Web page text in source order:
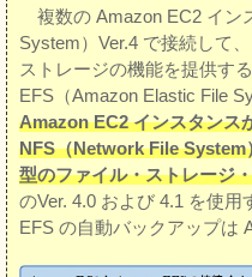
複数の Amazon EC2 イン
System）Ver.4 で接続して
ストレージの機能を提供す
EFS（Amazon Elastic File
Amazon EC2 インスタンス
NFS（Network File System
型のファイル・ストレージ
のVer. 4.0 および 4.1 を使
EFS の自動バックアップは